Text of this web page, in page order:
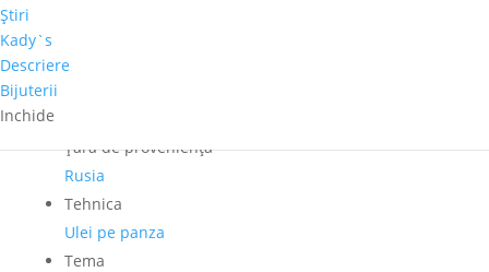
Ştiri
Kady`s
Descriere
Bijuterii
Inchide
Maria Anonkina
Ţară de provenienţă
Rusia
Tehnica
Ulei pe panza
Tema